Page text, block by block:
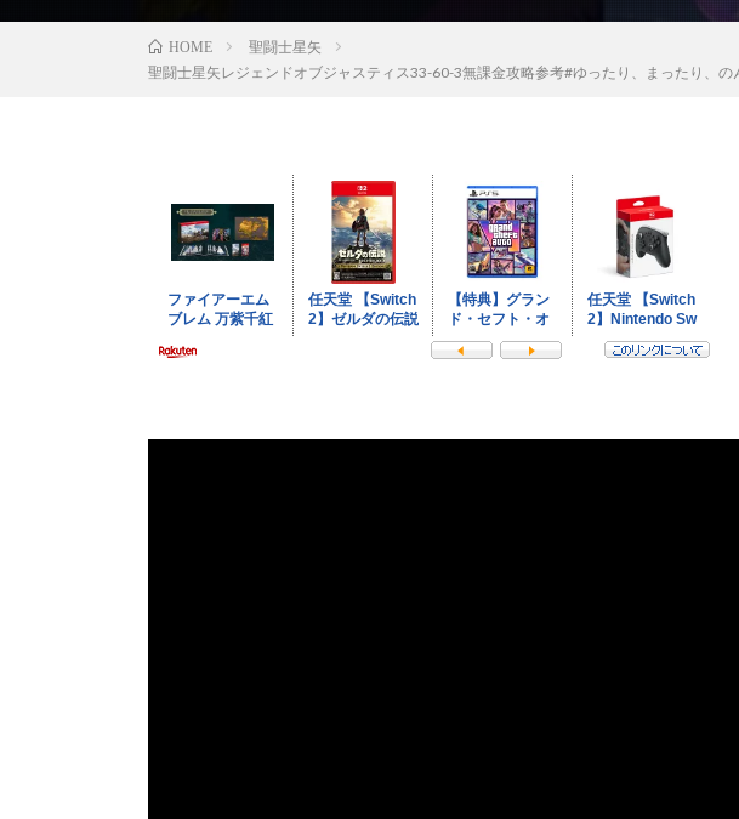
HOME
聖闘士星矢
聖闘士星矢レジェンドオブジャスティス33-60-3無課金攻略参考#ゆったり、まったり、